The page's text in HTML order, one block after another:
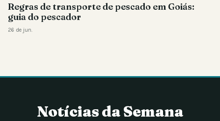
Regras de transporte de pescado em Goiás:
guia do pescador
26 de jun.
Notícias da Semana